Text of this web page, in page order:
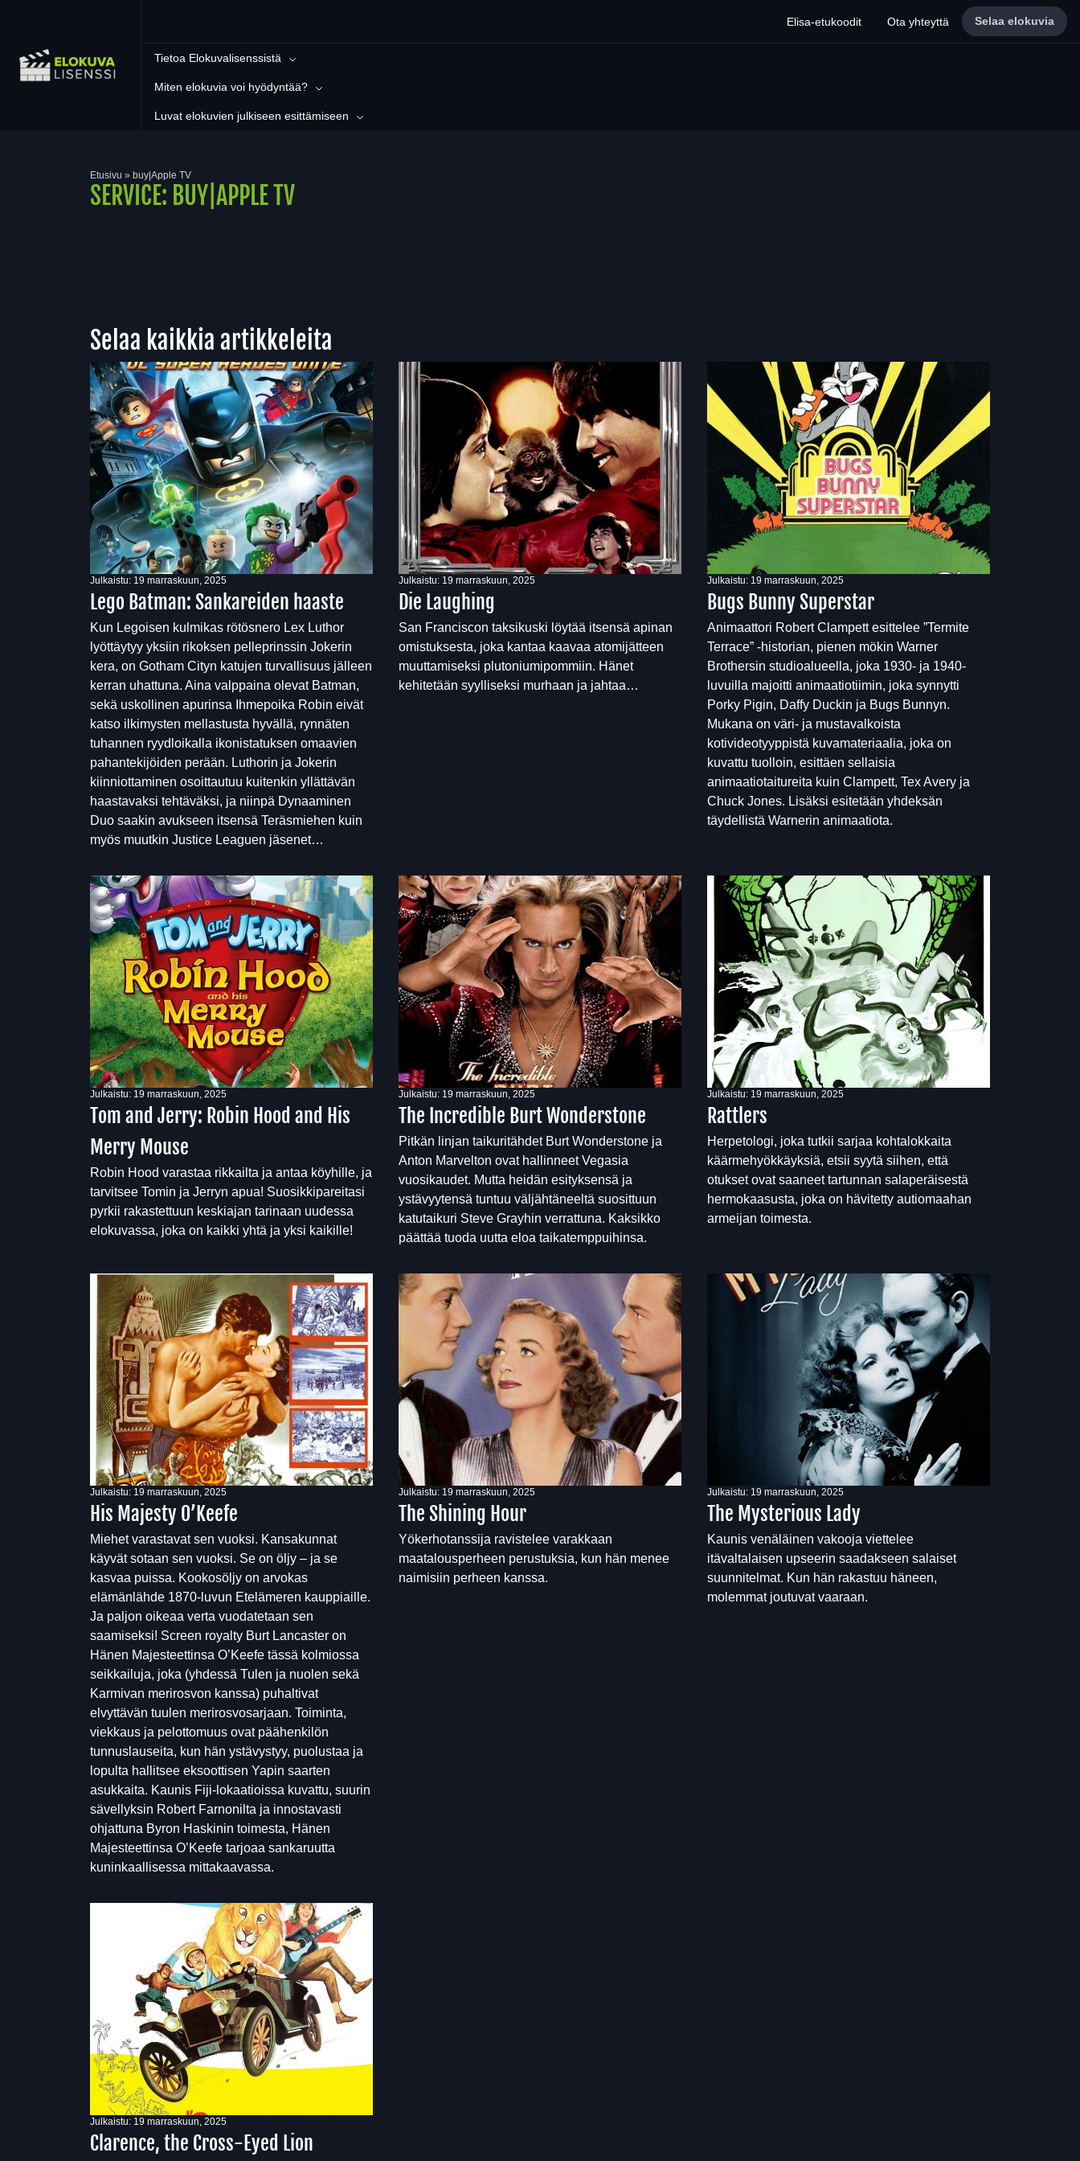
Elisa-etukoodit Ota yhteyttä Selaa elokuvia
Tietoa Elokuvalisenssistä
Miten elokuvia voi hyödyntää?
Luvat elokuvien julkiseen esittämiseen
Etusivu » buy|Apple TV
SERVICE: BUY|APPLE TV
Selaa kaikkia artikkeleita
Julkaistu: 19 marraskuun, 2025
Lego Batman: Sankareiden haaste
Kun Legoisen kulmikas rötösnero Lex Luthor
lyöttäytyy yksiin rikoksen pelleprinssin Jokerin
kera, on Gotham Cityn katujen turvallisuus jälleen
kerran uhattuna. Aina valppaina olevat Batman,
sekä uskollinen apurinsa Ihmepoika Robin eivät
katso ilkimysten mellastusta hyvällä, rynnäten
tuhannen ryydloikalla ikonistatuksen omaavien
pahantekijöiden perään. Luthorin ja Jokerin
kiinniottaminen osoittautuu kuitenkin yllättävän
haastavaksi tehtäväksi, ja niinpä Dynaaminen
Duo saakin avukseen itsensä Teräsmiehen kuin
myös muutkin Justice Leaguen jäsenet…
Julkaistu: 19 marraskuun, 2025
Die Laughing
San Franciscon taksikuski löytää itsensä apinan
omistuksesta, joka kantaa kaavaa atomijätteen
muuttamiseksi plutoniumipommiin. Hänet
kehitetään syylliseksi murhaan ja jahtaa…
Julkaistu: 19 marraskuun, 2025
Bugs Bunny Superstar
Animaattori Robert Clampett esittelee ”Termite
Terrace” -historian, pienen mökin Warner
Brothersin studioalueella, joka 1930- ja 1940-
luvuilla majoitti animaatiotiimin, joka synnytti
Porky Pigin, Daffy Duckin ja Bugs Bunnyn.
Mukana on väri- ja mustavalkoista
kotivideotyyppistä kuvamateriaalia, joka on
kuvattu tuolloin, esittäen sellaisia
animaatiotaitureita kuin Clampett, Tex Avery ja
Chuck Jones. Lisäksi esitetään yhdeksän
täydellistä Warnerin animaatiota.
Julkaistu: 19 marraskuun, 2025
Tom and Jerry: Robin Hood and His
Merry Mouse
Robin Hood varastaa rikkailta ja antaa köyhille, ja
tarvitsee Tomin ja Jerryn apua! Suosikkipareitasi
pyrkii rakastettuun keskiajan tarinaan uudessa
elokuvassa, joka on kaikki yhtä ja yksi kaikille!
Julkaistu: 19 marraskuun, 2025
The Incredible Burt Wonderstone
Pitkän linjan taikuritähdet Burt Wonderstone ja
Anton Marvelton ovat hallinneet Vegasia
vuosikaudet. Mutta heidän esityksensä ja
ystävyytensä tuntuu väljähtäneeltä suosittuun
katutaikuri Steve Grayhin verrattuna. Kaksikko
päättää tuoda uutta eloa taikatemppuihinsa.
Julkaistu: 19 marraskuun, 2025
Rattlers
Herpetologi, joka tutkii sarjaa kohtalokkaita
käärmehyökkäyksiä, etsii syytä siihen, että
otukset ovat saaneet tartunnan salaperäisestä
hermokaasusta, joka on hävitetty autiomaahan
armeijan toimesta.
Julkaistu: 19 marraskuun, 2025
His Majesty O’Keefe
Miehet varastavat sen vuoksi. Kansakunnat
käyvät sotaan sen vuoksi. Se on öljy – ja se
kasvaa puissa. Kookosöljy on arvokas
elämänlähde 1870-luvun Etelämeren kauppiaille.
Ja paljon oikeaa verta vuodatetaan sen
saamiseksi! Screen royalty Burt Lancaster on
Hänen Majesteettinsa O’Keefe tässä kolmiossa
seikkailuja, joka (yhdessä Tulen ja nuolen sekä
Karmivan merirosvon kanssa) puhaltivat
elvyttävän tuulen merirosvosarjaan. Toiminta,
viekkaus ja pelottomuus ovat päähenkilön
tunnuslauseita, kun hän ystävystyy, puolustaa ja
lopulta hallitsee eksoottisen Yapin saarten
asukkaita. Kaunis Fiji-lokaatioissa kuvattu, suurin
sävellyksin Robert Farnonilta ja innostavasti
ohjattuna Byron Haskinin toimesta, Hänen
Majesteettinsa O’Keefe tarjoaa sankaruutta
kuninkaallisessa mittakaavassa.
Julkaistu: 19 marraskuun, 2025
The Shining Hour
Yökerhotanssija ravistelee varakkaan
maatalousperheen perustuksia, kun hän menee
naimisiin perheen kanssa.
Julkaistu: 19 marraskuun, 2025
The Mysterious Lady
Kaunis venäläinen vakooja viettelee
itävaltalaisen upseerin saadakseen salaiset
suunnitelmat. Kun hän rakastuu häneen,
molemmat joutuvat vaaraan.
Julkaistu: 19 marraskuun, 2025
Clarence, the Cross-Eyed Lion